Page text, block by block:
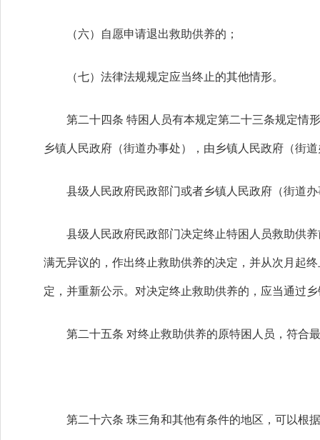
（六）自愿申请退出救助供养的；
（七）法律法规规定应当终止的其他情形。
第二十四条 特困人员有本规定第二十三条规定情形
乡镇人民政府（街道办事处），由乡镇人民政府（街
县级人民政府民政部门或者乡镇人民政府（街道办
县级人民政府民政部门决定终止特困人员救助供养
满无异议的，作出终止救助供养的决定，并从次月起
定，并重新公示。对决定终止救助供养的，应当通过
第二十五条 对终止救助供养的原特困人员，符合最
第二十六条 珠三角和其他有条件的地区，可以根据